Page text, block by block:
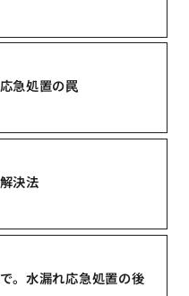
急処置の罠
決法
。水漏れ応急処置の後